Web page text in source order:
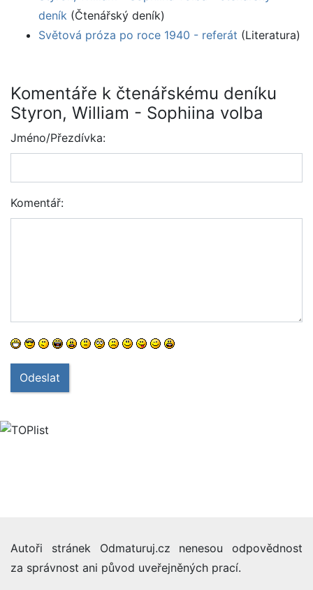
deník (Čtenářský deník)
Světová próza po roce 1940 - referát (Literatura)
Komentáře k čtenářskému deníku
Styron, William - Sophiina volba
Jméno/Přezdívka:
Komentář:
Odeslat
Autoři stránek Odmaturuj.cz nenesou odpovědnost
za správnost ani původ uveřejněných prací.